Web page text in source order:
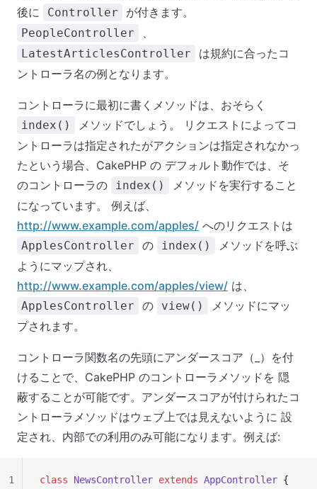
後に
Controller が付きます。
PeopleController 、
LatestArticlesController
は規約に合ったコ
ントローラ名の例となります。
コントローラに最初に書くメソッドは、おそらく
index()
メソッドでしょう。 リクエストによってコ
ントローラは指定されたがアクションは指定されなかっ
たという場合、CakePHP の デフォルト動作では、そ
のコントローラの
index()
メソッドを実行すること
になっています。 例えば、
http://www.example.com/apples/ へのリクエストは
ApplesController の index()
メソッドを呼ぶ
ようにマップされ、
http://www.example.com/apples/view/ は、
ApplesController の view()
メソッドにマッ
プされます。
コントローラ関数名の先頭にアンダースコア（_）を付
けることで、CakePHP のコントローラメソッドを 隠
蔽することが可能です。アンダースコアが付けられたコ
ントローラメソッドはウェブ上では見えないように 設
定され、内部での利用のみ可能になります。例えば:
class NewsController extends AppController {
1